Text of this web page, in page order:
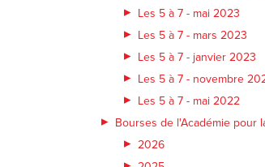
Les 5 à 7 - mai 2023
Les 5 à 7 - mars 2023
Les 5 à 7 - janvier 2023
Les 5 à 7 - novembre
Les 5 à 7 - mai 2022
Bourses de l'Académie pour
2026